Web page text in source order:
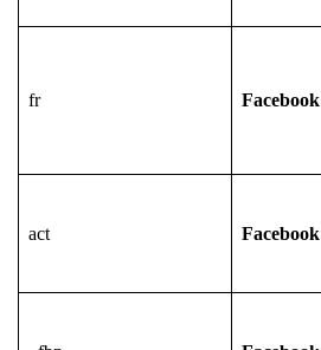
fr Facebook
act Facebook